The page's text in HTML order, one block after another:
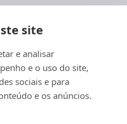
site
e analisar
e o uso do site,
sociais e para
e os anúncios.